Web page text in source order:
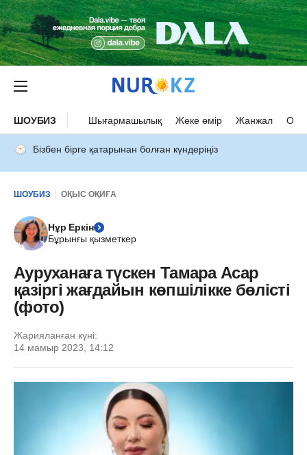
ШОУБИЗ Шығармашылық Жеке өмір Жанжал
Бізбен бірге қатарынан болған күндеріңіз
ШОУБИЗ ОҚЫС ОҚИҒА
Нұр Еркін
Бұрынғы қызметкер
Ауруханаға түскен Тамара Асар
қазіргі жағдайын көпшілікке бөлісті
(фото)
Жарияланған күні:
14 мамыр 2023, 14:12